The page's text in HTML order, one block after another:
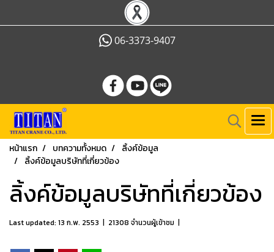
06-3373-9407
หน้าแรก บทความทั้งหมด
ลิ้งค์ข้อมูล
ลิ้งค์ข้อมูลบริษัทที่เกี่ยวข้อง
ลิ้งค์ข้อมูลบริษัทที่เกี่ยวข้อง
Last updated: 13 ก.พ. 2553 | 21308 จำนวนผู้เข้าชม |